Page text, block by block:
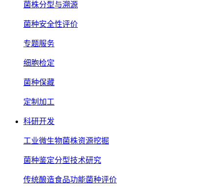
菌株分型与溯源
菌种安全性评价
专题服务
细胞检定
菌种保藏
定制加工
科研开发
工业微生物菌株资源挖掘
菌种鉴定分型技术研究
传统酿造食品功能菌种评价